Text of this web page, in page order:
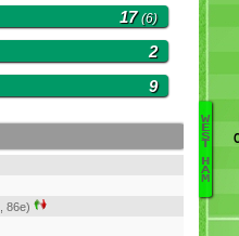
17(6)
2
9
, 86e)
W
E
S
T
H
A
M